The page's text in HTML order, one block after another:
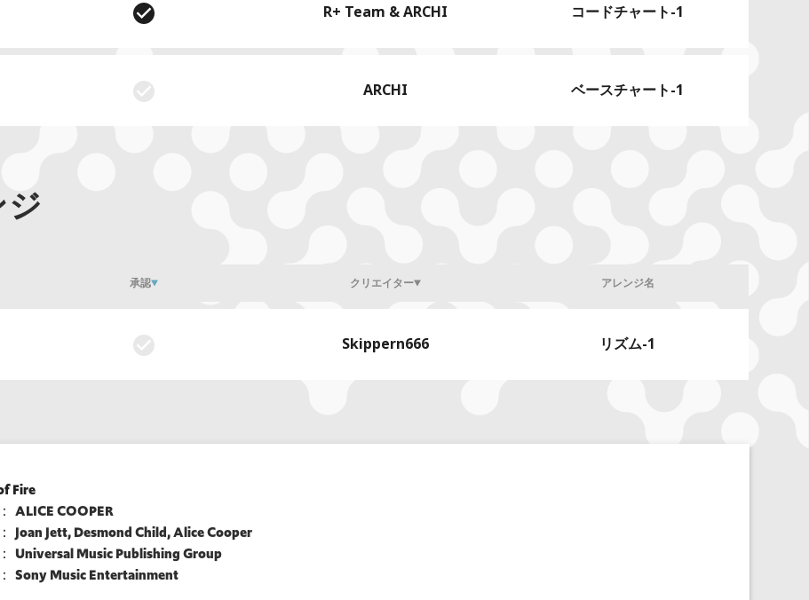
R+ Team & ARCHI コードチャート-1
ARCHI ベースチャート-1
承認 クリエイター アレンジ名
Skippern666 リズム-1
Fire
ALICE COOPER
Joan Jett, Desmond Child, Alice Cooper
Universal Music Publishing Group
Sony Music Entertainment